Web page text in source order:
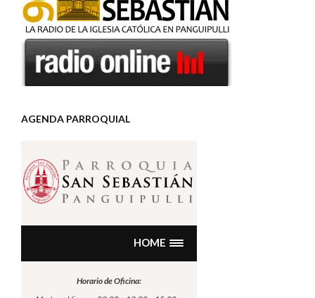
AGENDA PARROQUIAL